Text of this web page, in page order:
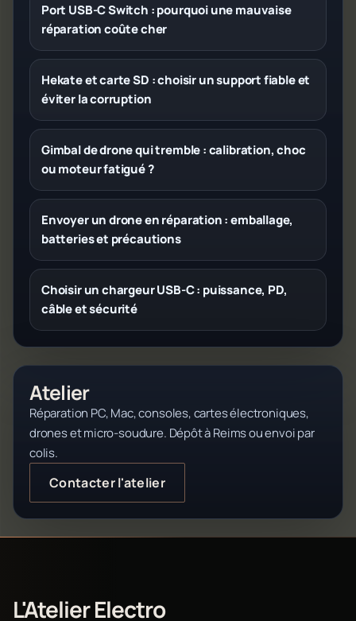
Port USB-C Switch : pourquoi une mauvaise
réparation coûte cher
Hekate et carte SD : choisir un support fiable et
éviter la corruption
Gimbal de drone qui tremble : calibration, choc
ou moteur fatigué ?
Envoyer un drone en réparation : emballage,
batteries et précautions
Choisir un chargeur USB-C : puissance, PD,
câble et sécurité
Atelier
Réparation PC, Mac, consoles, cartes électroniques,
drones et micro-soudure. Dépôt à Reims ou envoi par
colis.
Contacter l'atelier
L'Atelier Electro